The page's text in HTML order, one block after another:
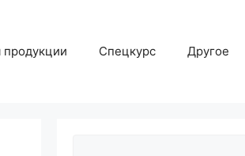
продукции Спецкурс Другое